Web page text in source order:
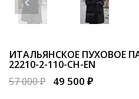
ИТАЛЬЯНСКОЕ ПУХОВОЕ
22210-2-110-CH-EN
57 000 ₽
49 500 ₽